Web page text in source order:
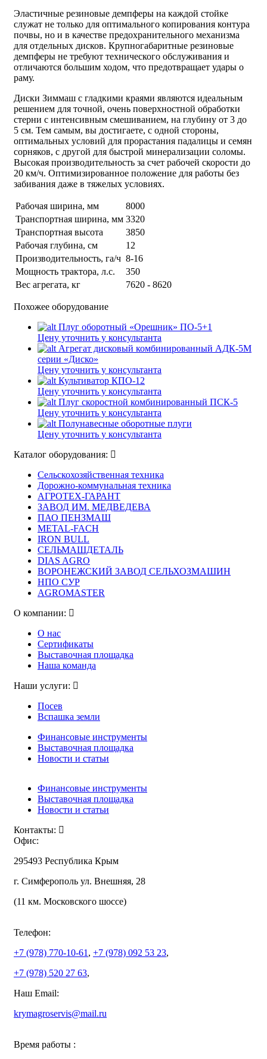
Эластичные резиновые демпферы на каждой стойке
служат не только для оптимального копирования контура
почвы, но и в качестве предохранительного механизма
для отдельных дисков. Крупногабаритные резиновые
демпферы не требуют технического обслуживания и
отличаются большим ходом, что предотвращает удары о
раму.
Диски Зиммаш с гладкими краями являются идеальным
решением для точной, очень поверхностной обработки
стерни с интенсивным смешиванием, на глубину от 3 до
5 см. Тем самым, вы достигаете, с одной стороны,
оптимальных условий для прорастания падалицы и семян
сорняков, с другой для быстрой минерализации соломы.
Высокая производительность за счет рабочей скорости до
20 км/ч. Оптимизированное положение для работы без
забивания даже в тяжелых условиях.
Рабочая ширина, мм
8000
Транспортная ширина, мм 3320
Транспортная высота
3850
Рабочая глубина, см
12
Производительность, га/ч 8-16
Мощность трактора, л.с.
350
Вес агрегата, кг
7620 - 8620
Похожее оборудование
Плуг оборотный «Орешник» ПО-5+1
Цену уточнить у консультанта
Агрегат дисковый комбинированный АДК-5М
серии «Диско»
Цену уточнить у консультанта
Культиватор КПО-12
Цену уточнить у консультанта
Плуг скоростной комбинированный ПСК-5
Цену уточнить у консультанта
Полунавесные оборотные плуги
Цену уточнить у консультанта
Каталог оборудования:
Сельскохозяйственная техника
Дорожно-коммунальная техника
АГРОТЕХ-ГАРАНТ
ЗАВОД ИМ. МЕДВЕДЕВА
ПАО ПЕНЗМАШ
METAL-FACH
IRON BULL
СЕЛЬМАШДЕТАЛЬ
DIAS AGRO
ВОРОНЕЖСКИЙ ЗАВОД СЕЛЬХОЗМАШИН
НПО СУР
AGROMASTER
О компании:
О нас
Сертификаты
Выставочная площадка
Наша команда
Наши услуги:
Посев
Вспашка земли
Финансовые инструменты
Выставочная площадка
Новости и статьи
Финансовые инструменты
Выставочная площадка
Новости и статьи
Контакты:
Офис:
295493 Республика Крым
г. Симферополь ул. Внешняя, 28
(11 км. Московского шоссе)
Телефон:
+7 (978) 770-10-61 , +7 (978) 092 53 23,
+7 (978) 520 27 63,
Наш Email:
krymagroservis@mail.ru
Время работы :